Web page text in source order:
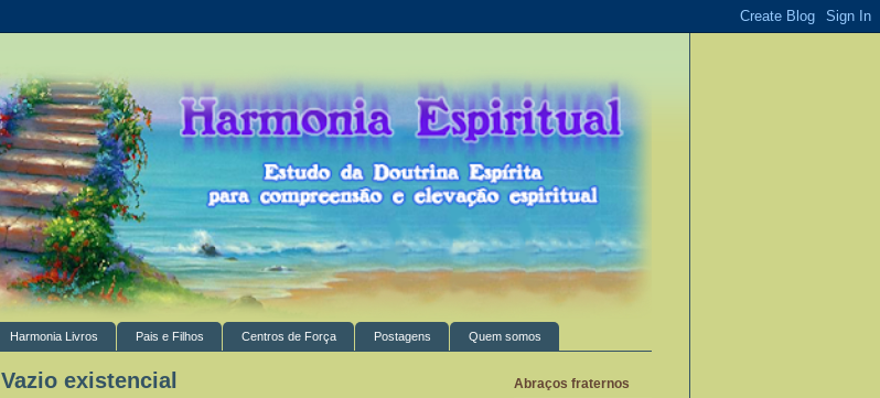
Harmonia Livros Pais e Filhos Centros de Força Postagens Quem somos
Vazio existencial Abraços fraternos